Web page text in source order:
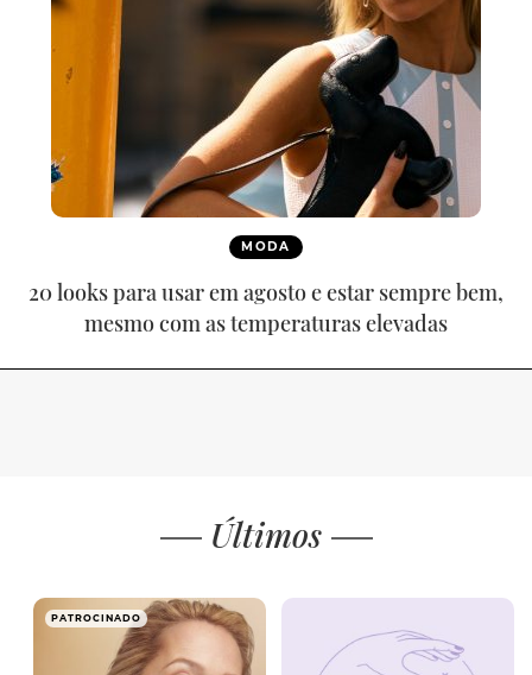
MODA
20 looks para usar em agosto e estar sempre bem,
mesmo com as temperaturas elevadas
Últimos
PATROCINADO